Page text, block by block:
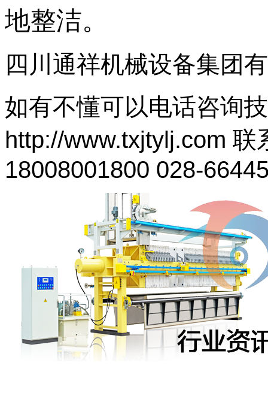
地整洁。
四川通祥机械设备集团
如有不懂可以电话咨询
http://www.txjtylj.com
18008001800 028-